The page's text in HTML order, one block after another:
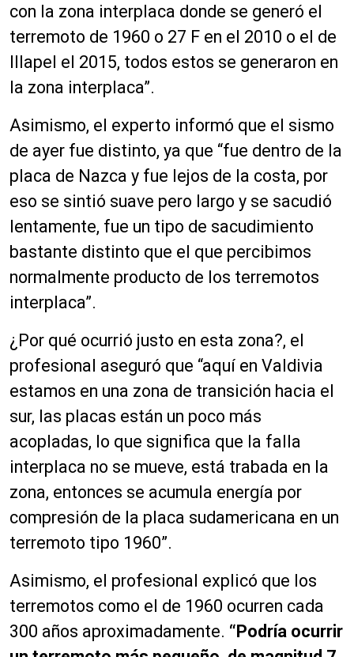
con la zona interplaca donde se generó el
terremoto de 1960 o 27 F en el 2010 o el de
Illapel el 2015, todos estos se generaron en
la zona interplaca”.
Asimismo, el experto informó que el sismo
de ayer fue distinto, ya que “fue dentro de la
placa de Nazca y fue lejos de la costa, por
eso se sintió suave pero largo y se sacudió
lentamente, fue un tipo de sacudimiento
bastante distinto que el que percibimos
normalmente producto de los terremotos
interplaca”.
¿Por qué ocurrió justo en esta zona?, el
profesional aseguró que “aquí en Valdivia
estamos en una zona de transición hacia el
sur, las placas están un poco más
acopladas, lo que significa que la falla
interplaca no se mueve, está trabada en la
zona, entonces se acumula energía por
compresión de la placa sudamericana en un
terremoto tipo 1960”.
Asimismo, el profesional explicó que los
terremotos como el de 1960 ocurren cada
300 años aproximadamente. “Podría ocurrir